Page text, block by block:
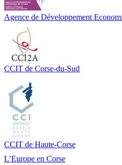
Agence de Développement
CCIT de Corse-du-Sud
CCIT de Haute-Corse
L’Europe en Corse